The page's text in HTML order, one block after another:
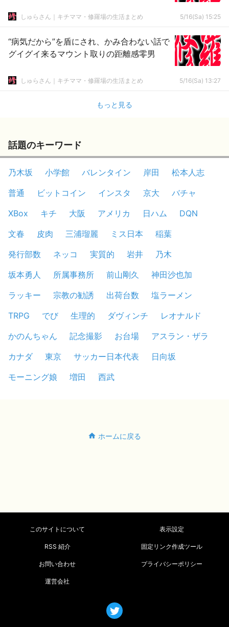
しゅらさん｜キチママ・修羅場の生活まとめ 5/16(Sa) 15:25
“病気だから”を盾にされ、かみ合わない話で
グイグイ来るマウント取りの距離感零男
しゅらさん｜キチママ・修羅場の生活まとめ 5/16(Sa) 13:27
もっと見る
話題のキーワード
乃木坂 小学館 バレンタイン 岸田
松本人志
普通
ビットコイン インスタ 京大
バチャ
XBox
キチ 大阪 アメリカ 日ハム
DQN
文春
皮肉 三浦瑠麗 ミス日本
稲葉
発行部数
ネッコ 実質的 岩井
乃木
坂本勇人
所属事務所 前山剛久
神田沙也加
ラッキー
宗教の勧誘 出荷台数
塩ラーメン
TRPG
でび 生理的 ダヴィンチ
レオナルド
かのんちゃん
記念撮影 お台場
アスラン・ザラ
カナダ
東京 サッカー日本代表
日向坂
モーニング娘
増田 西武
ホームに戻る
このサイトについて 表示設定
RSS 紹介 固定リンク作成ツール
お問い合わせ プライバシーポリシー
運営会社